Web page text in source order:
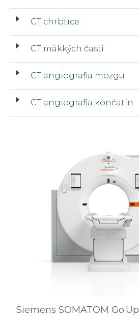
CT chrbtice
CT mäkkých častí
CT angiografia mozgu
CT angiografia končatín
Siemens SOMATOM Go.Up